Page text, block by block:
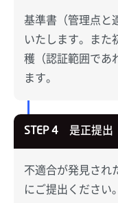
基準書（管理点と
いたします。また
穫（認証範囲であ
ます。
STEP 4 是正提出
不適合が発見され
にご提出ください。